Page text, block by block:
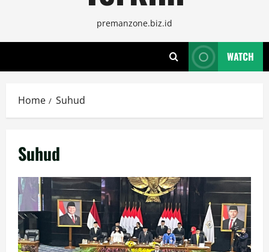
premanzone.biz.id
WATCH
Home Suhud
Suhud